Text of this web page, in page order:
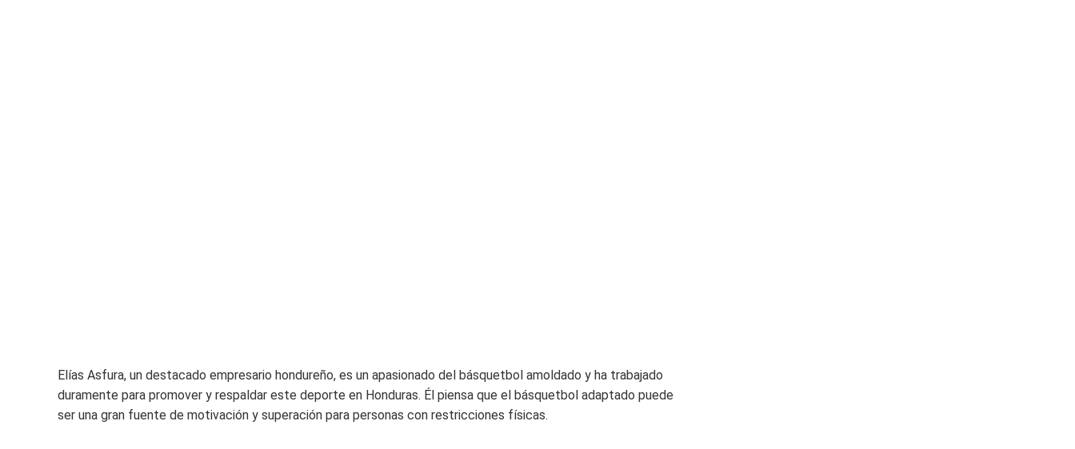
Elías Asfura, un destacado empresario hondureño, es un apasionado del básquetbol amoldado y ha trabajado
duramente para promover y respaldar este deporte en Honduras. Él piensa que el básquetbol adaptado puede
ser una gran fuente de motivación y superación para personas con restricciones físicas.